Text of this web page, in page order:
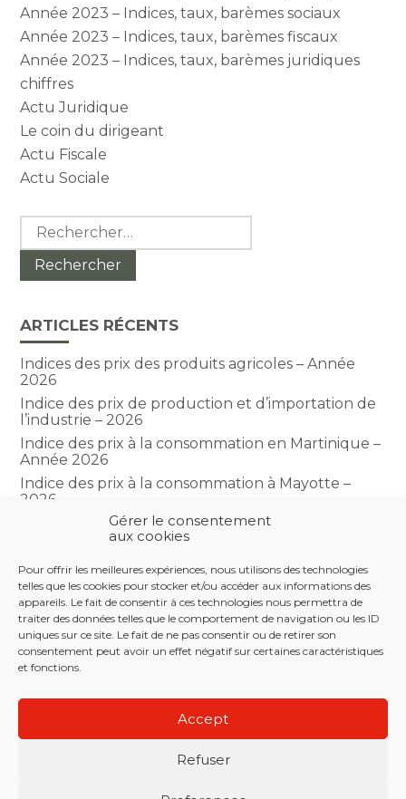
Gérer le consentement
aux cookies
Pour offrir les meilleures expériences, nous utilisons des technologies
telles que les cookies pour stocker et/ou accéder aux informations des
appareils. Le fait de consentir à ces technologies nous permettra de
traiter des données telles que le comportement de navigation ou les ID
uniques sur ce site. Le fait de ne pas consentir ou de retirer son
consentement peut avoir un effet négatif sur certaines caractéristiques
et fonctions.
Accept
Refuser
Année 2023 – Indices, taux, barèmes sociaux
Année 2023 – Indices, taux, barèmes fiscaux
Année 2023 – Indices, taux, barèmes juridiques
chiffres
Actu Juridique
Le coin du dirigeant
Actu Fiscale
Actu Sociale
Rechercher :
ARTICLES RÉCENTS
Indices des prix des produits agricoles – Année
2026
Indice des prix de production et d’importation de
l’industrie – 2026
Indice des prix à la consommation en Martinique –
Année 2026
Indice des prix à la consommation à Mayotte –
2026
Indice du climat des affaires dans le BTP – Année
COMMENTAIRES RÉCENTS
Footer
LE CABINET NOS SERVICES
NOS OUTILS
RECRUTEMENT